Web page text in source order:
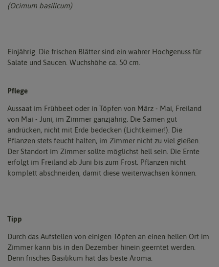
(Ocimum basilicum)
Einjährig. Die frischen Blätter sind ein wahrer Hochgenuss für
Salate und Saucen. Wuchshöhe ca. 50 cm.
Pflege
Aussaat im Frühbeet oder in Töpfen von März - Mai, Freiland
von Mai - Juni, im Zimmer ganzjährig. Die Samen gut
andrücken, nicht mit Erde bedecken (Lichtkeimer!). Die
Pflanzen stets feucht halten, im Zimmer nicht zu viel gießen.
Der Standort im Zimmer sollte möglichst hell sein. Die Ernte
erfolgt im Freiland ab Juni bis zum Frost. Pflanzen nicht
komplett abschneiden, damit diese weiterwachsen können.
Tipp
Durch das Aufstellen von einigen Töpfen an einen hellen Ort im
Zimmer kann bis in den Dezember hinein geerntet werden.
Denn frisches Basilikum hat das beste Aroma.